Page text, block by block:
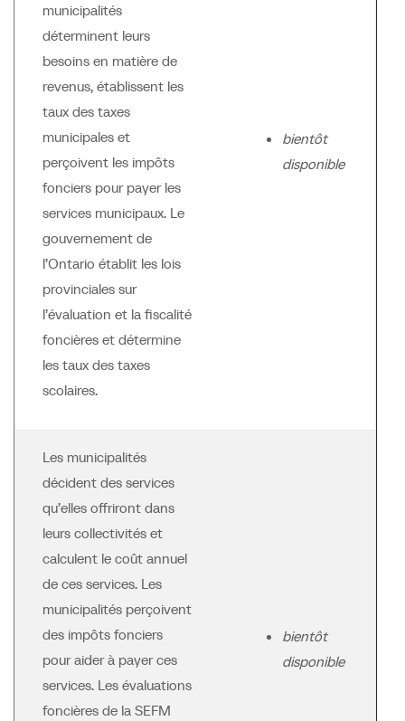
municipalités
déterminent leurs
besoins en matière de
revenus, établissent les
taux des taxes
municipales et
perçoivent les impôts
fonciers pour payer les
services municipaux. Le
gouvernement de
l’Ontario établit les lois
provinciales sur
l’évaluation et la fiscalité
foncières et détermine
les taux des taxes
scolaires.
bientôt
disponible
Les municipalités
décident des services
qu’elles offriront dans
leurs collectivités et
calculent le coût annuel
de ces services. Les
municipalités perçoivent
des impôts fonciers
pour aider à payer ces
services. Les évaluations
foncières de la SEFM
bientôt
disponible